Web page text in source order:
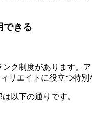
できる
ク制度があります。
リエイトに役立つ特
以下の通りです。